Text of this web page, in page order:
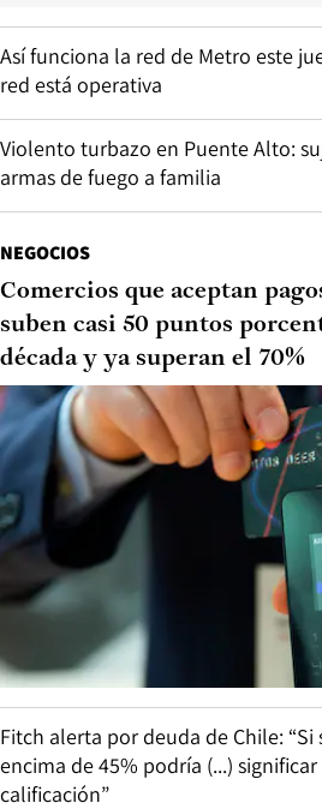
Así funciona la red de Metro este
red está operativa
Violento turbazo en Puente Alto:
armas de fuego a familia
NEGOCIOS
Comercios que aceptan
suben casi 50 puntos
década y ya superan el 70%
Fitch alerta por deuda de Chile:
encima de 45% podría (...)
calificación”